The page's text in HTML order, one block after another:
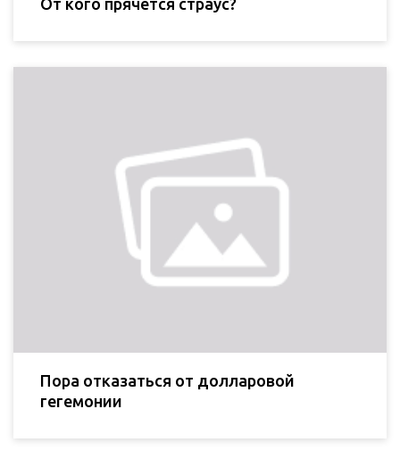
От кого прячется страус?
Пора отказаться от долларовой
гегемонии